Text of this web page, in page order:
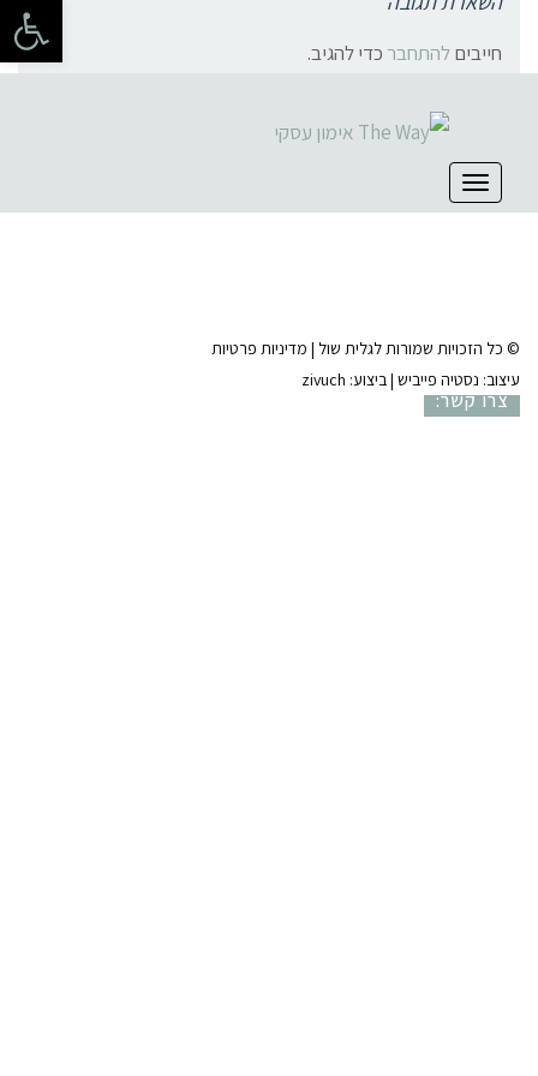
תפריט
חייביםלהתחבר כדי להגיב.
צרו קשר:
© כל הזכויות שמורות לגלית שול | מדיניות פרטיות
עיצוב: נסטיה פייביש | ביצוע: zivuch